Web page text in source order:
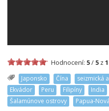
Hodnocení: 5/ 5 z
Japonsko Čína seizmická
Ekvádor
Peru Filipíny India
Šalamúnove ostrovy
Papua-